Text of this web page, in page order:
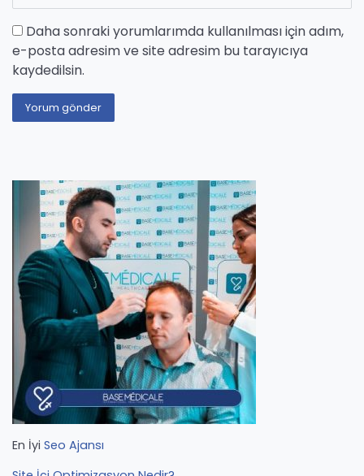
Daha sonraki yorumlarımda kullanılması için adım,
e-posta adresim ve site adresim bu tarayıcıya
kaydedilsin.
En İyi Seo Ajansı